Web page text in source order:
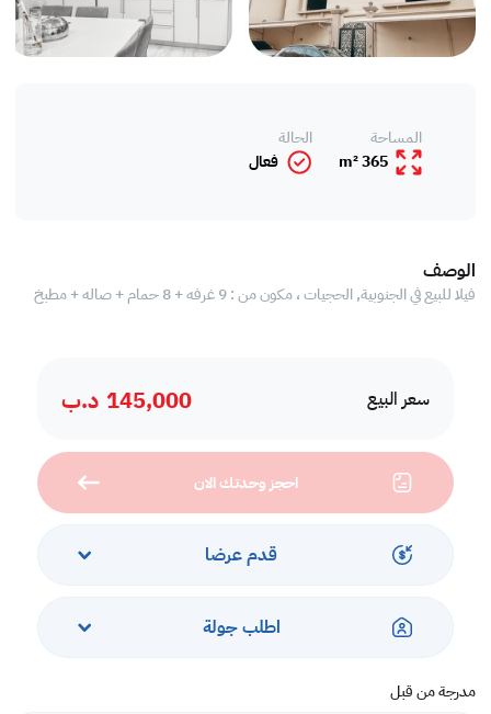
سعر البيع 145,000 د.ب
احجز وحدتك الان
قدم عرضا
اطلب جولة
مدرجة من قبل
المساحة
365 m²
الحالة
فعال
الوصف
فيلا للبيع في الجنوبية, الحجيات ، مكون من : 9 غرفه + 8 حمام + صاله + مطبخ